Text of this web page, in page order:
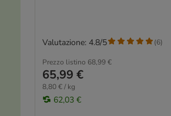
Prezzo listino 68,99 €
65,99 €
8,80 € / kg
62,03 €
Valutazione: 4.8/5 (6)